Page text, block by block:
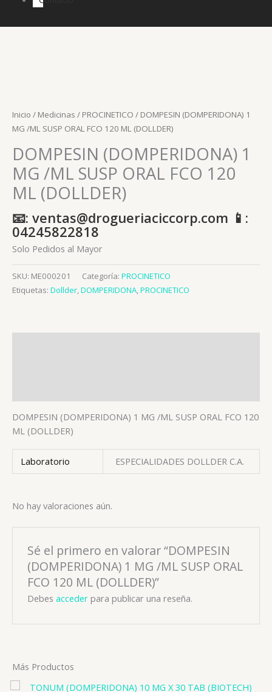
Inicio / Medicinas / PROCINETICO / DOMPESIN (DOMPERIDONA) 1
MG /ML SUSP ORAL FCO 120 ML (DOLLDER)
DOMPESIN (DOMPERIDONA) 1
MG /ML SUSP ORAL FCO 120
ML (DOLLDER)
📧: ventas@drogueriaciccorp.com 📱:
04245822818
Solo Pedidos al Mayor
SKU: ME000201 Categoría: PROCINETICO
Etiquetas: Dollder,DOMPERIDONA,PROCINETICO
DOMPESIN (DOMPERIDONA) 1 MG /ML SUSP ORAL FCO 120
ML (DOLLDER)
Laboratorio ESPECIALIDADES DOLLDER C.A.
No hay valoraciones aún.
Sé el primero en valorar “DOMPESIN
(DOMPERIDONA) 1 MG /ML SUSP ORAL
FCO 120 ML (DOLLDER)”
Debesacceder para publicar una reseña.
Más Productos